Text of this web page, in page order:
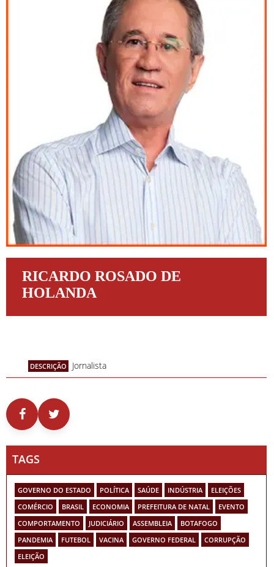
RICARDO ROSADO DE
HOLANDA
DESCRIÇÃO Jornalista
TAGS
GOVERNO DO ESTADO POLÍTICA SAÚDE INDÚSTRIA
ELEIÇÕES
COMÉRCIO
BRASIL ECONOMIA PREFEITURA DE NATAL
EVENTO
COMPORTAMENTO
JUDICIÁRIO ASSEMBLEIA
BOTAFOGO
PANDEMIA
FUTEBOL VACINA GOVERNO FEDERAL
CORRUPÇÃO
ELEIÇÃO